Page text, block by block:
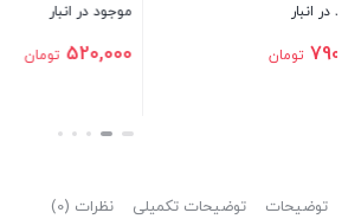
موجود در انبار
تومان
توضیحات توضیحات تکمیلی نظرات (0)